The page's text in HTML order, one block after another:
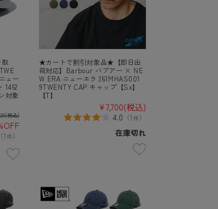
ュー
1452
対象
(税込)
（1件）
★カートで割引対象品★【即日出
荷対応】Barbour バブアー × NE
W ERA ニューエラ 261MHAS001
9TWENTY CAP キャップ【Sx】
【T】
¥7,700(税込)
4.0 （1件）
在庫切れ